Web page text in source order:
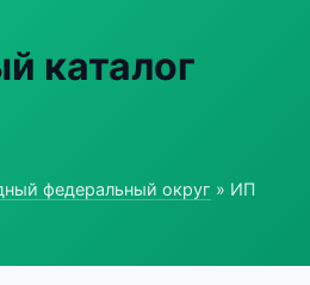
каталог
федеральный округ » ИП